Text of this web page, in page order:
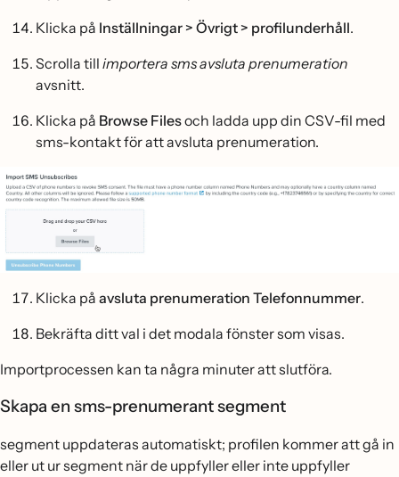
Klicka på Inställningar > Övrigt > profilunderhåll.
Scrolla till importera sms avsluta prenumeration
avsnitt.
Klicka på Browse Filesoch ladda upp din CSV-fil med
sms-kontakt för att avsluta prenumeration.
Klicka på avsluta prenumeration Telefonnummer.
Bekräfta ditt val i det modala fönster som visas.
Importprocessen kan ta några minuter att slutföra.
Skapa en sms-prenumerant segment
segment uppdateras automatiskt; profilen kommer att gå in
eller ut ur segment när de uppfyller eller inte uppfyller